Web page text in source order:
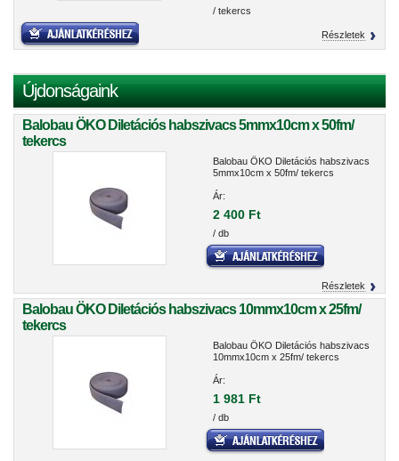
/ tekercs
Részletek
Újdonságaink
Balobau ÖKO Diletációs habszivacs 5mmx10cm x 50fm/
tekercs
Balobau ÖKO Diletációs habszivacs
5mmx10cm x 50fm/ tekercs
Ár:
2 400 Ft
/ db
Részletek
Balobau ÖKO Diletációs habszivacs 10mmx10cm x 25fm/
tekercs
Balobau ÖKO Diletációs habszivacs
10mmx10cm x 25fm/ tekercs
Ár:
1 981 Ft
/ db